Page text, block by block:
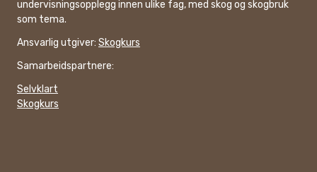
undervisningsopplegg innen ulike fag, med skog og skogbruk
som tema.
Ansvarlig utgiver: Skogkurs
Samarbeidspartnere:
Selvklart
Skogkurs